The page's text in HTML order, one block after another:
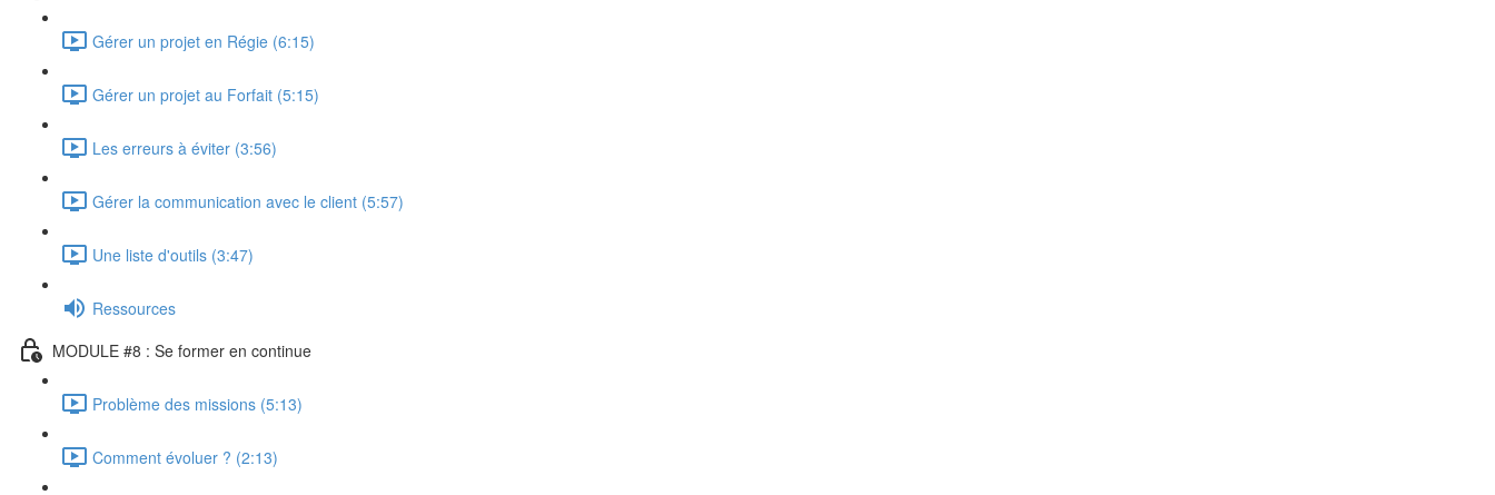
Gérer un projet en Régie (6:15)
Gérer un projet au Forfait (5:15)
Les erreurs à éviter (3:56)
Gérer la communication avec le client (5:57)
Une liste d'outils (3:47)
Ressources
MODULE #8 : Se former en continue
Problème des missions (5:13)
Comment évoluer ? (2:13)